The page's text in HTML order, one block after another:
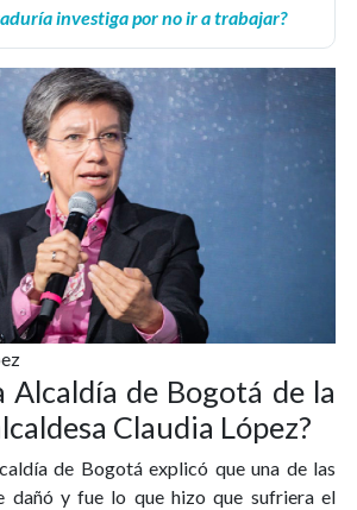
investiga por no ir a trabajar?
Alcaldía de Bogotá de la
Claudia López?
de Bogotá explicó que una de las
dañó y fue lo que hizo que sufriera el